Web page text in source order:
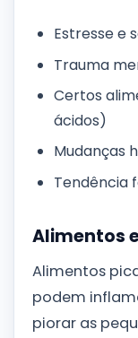
Estresse e
Trauma
Certos
ácidos)
Mudanças
Tendência
Alimentos
Alimentos
podem
piorar as